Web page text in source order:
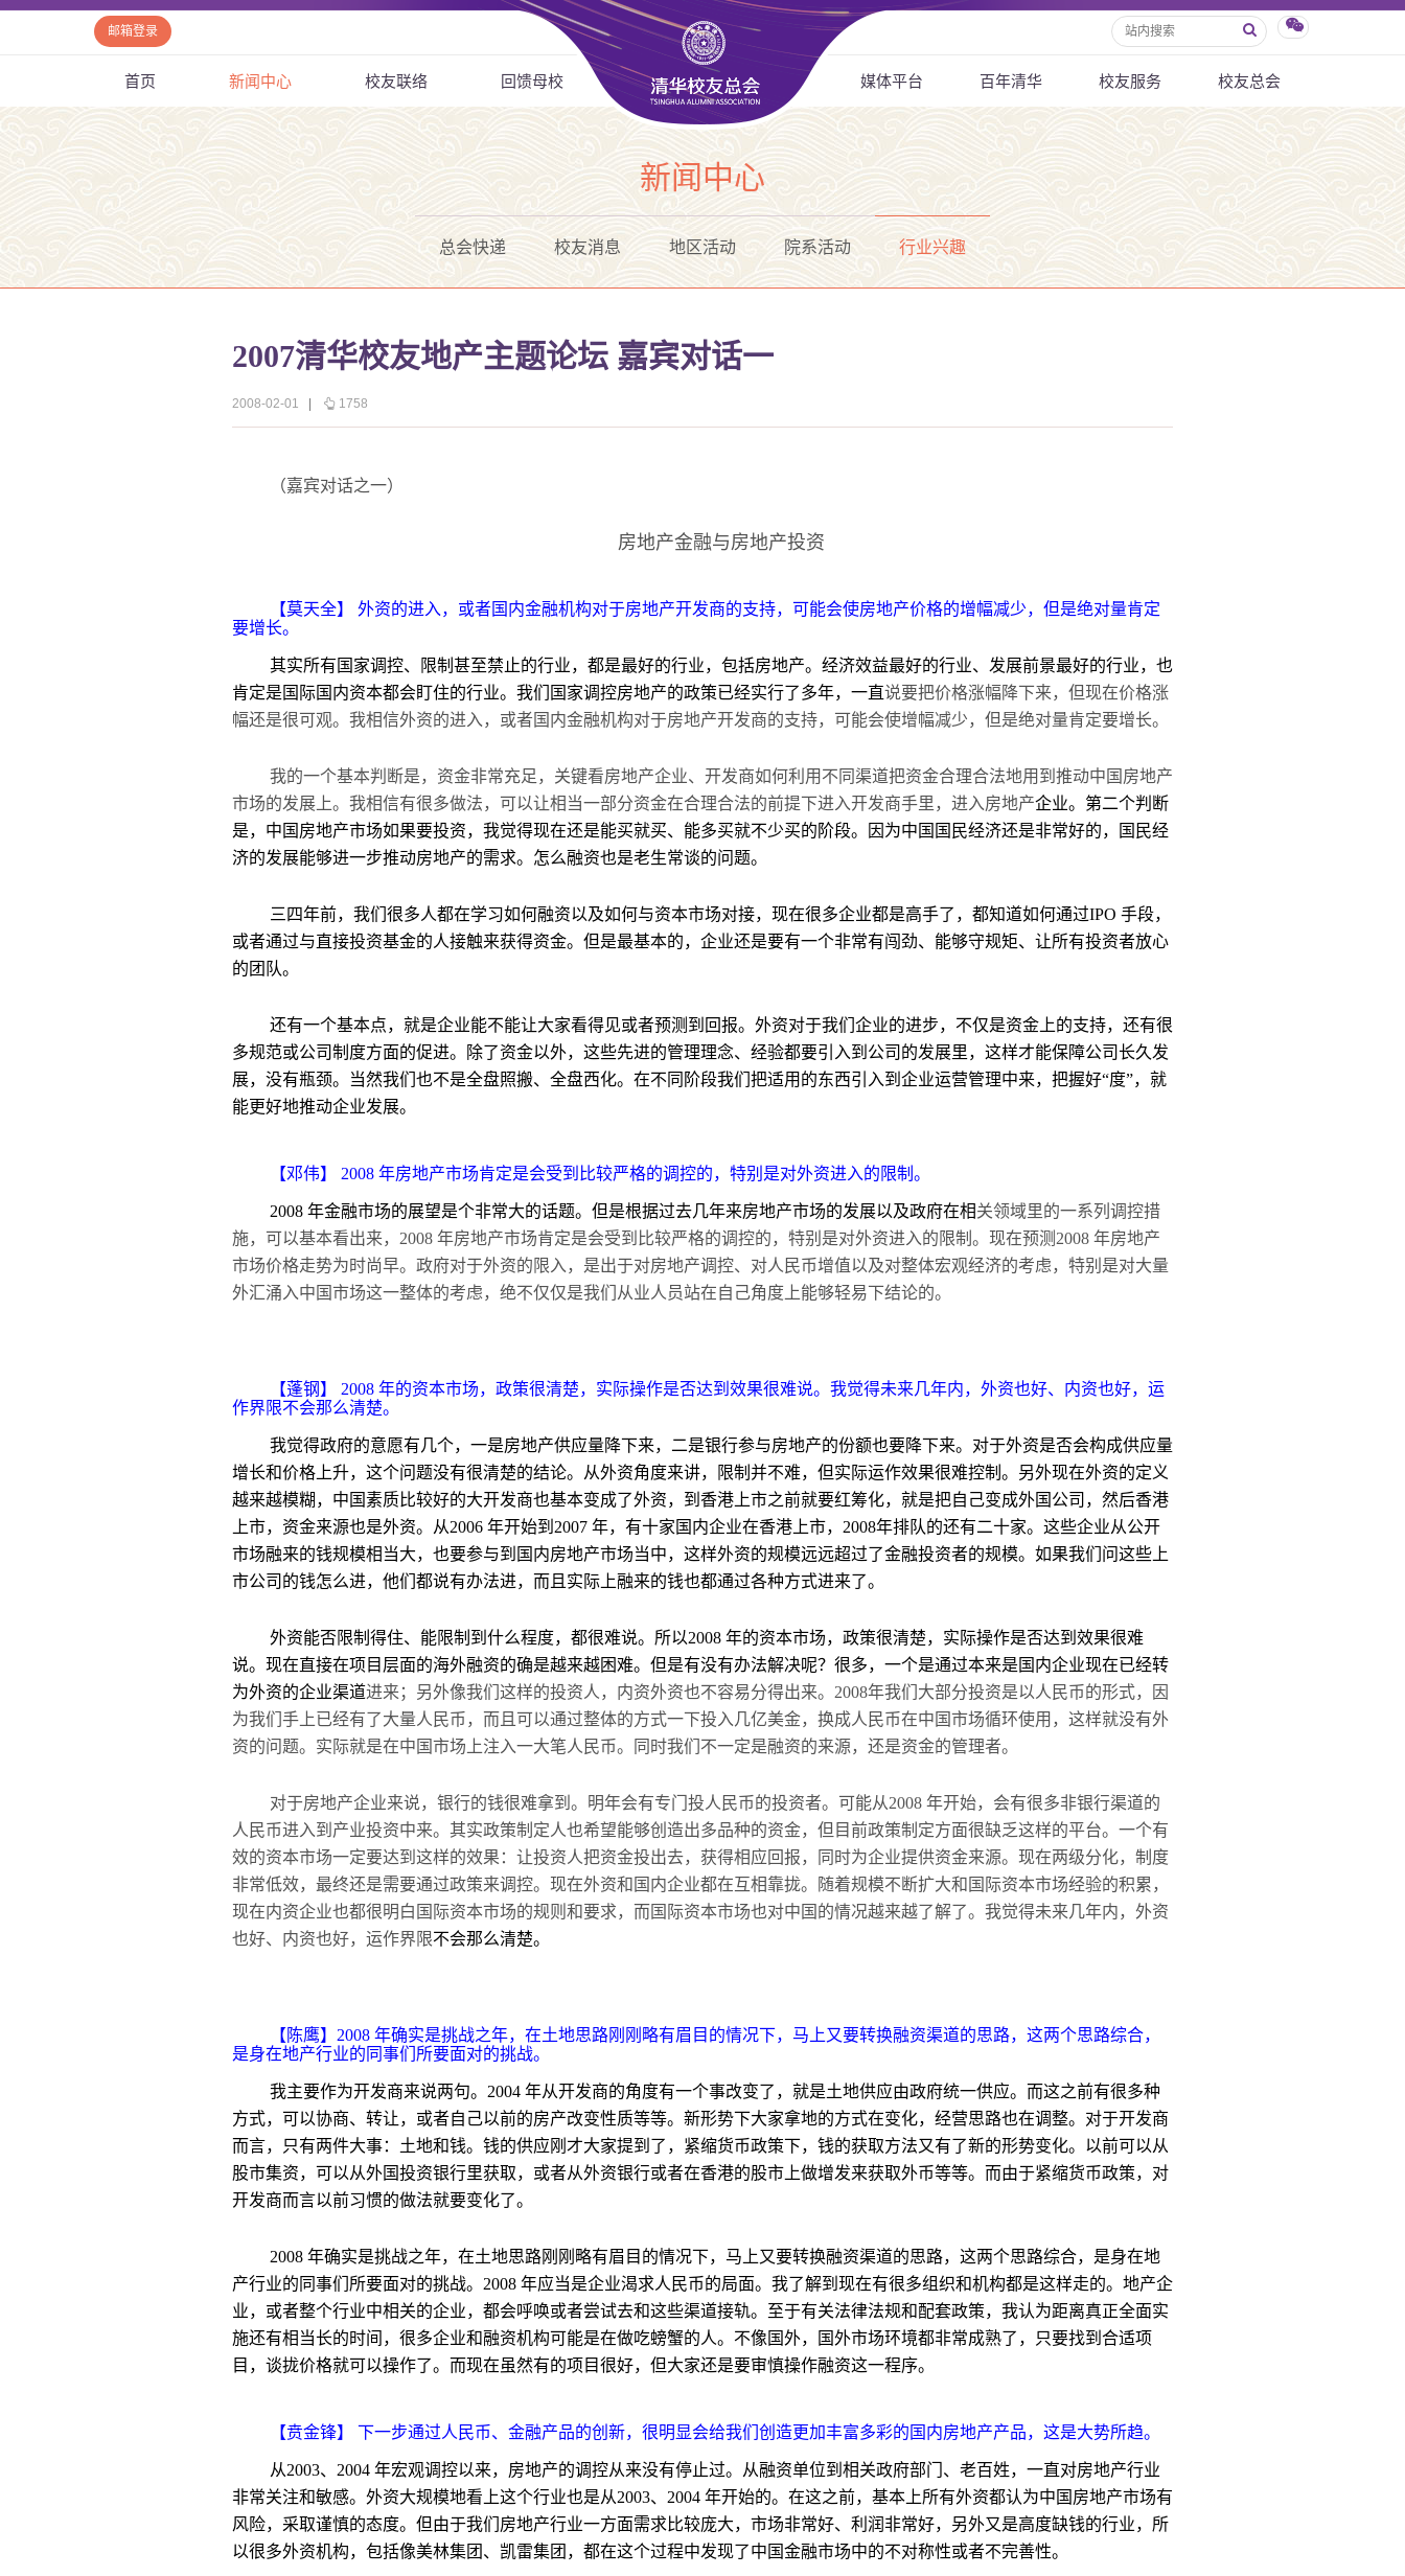
邮箱登录
首页 新闻中心 校友联络 回馈母校 媒体平台 百年清华 校友服务 校友总会
新闻中心
总会快递 校友消息 地区活动 院系活动 行业兴趣
2007清华校友地产主题论坛 嘉宾对话一
2008-02-01 1758
（嘉宾对话之一）
房地产金融与房地产投资
【莫天全】 外资的进入，或者国内金融机构对于房地产开发商的支持，可能会使房地产价格的增幅减少，但是绝对量肯定
要增长。
其实所有国家调控、限制甚至禁止的行业，都是最好的行业，包括房地产。经济效益最好的行业、发展前景最好的行业，也
肯定是国际国内资本都会盯住的行业。我们国家调控房地产的政策已经实行了多年，一直说要把价格涨幅降下来，但现在价格涨
幅还是很可观。我相信外资的进入，或者国内金融机构对于房地产开发商的支持，可能会使增幅减少，但是绝对量肯定要增长。
我的一个基本判断是，资金非常充足，关键看房地产企业、开发商如何利用不同渠道把资金合理合法地用到推动中国房地产
市场的发展上。我相信有很多做法，可以让相当一部分资金在合理合法的前提下进入开发商手里，进入房地产企业。第二个判断
是，中国房地产市场如果要投资，我觉得现在还是能买就买、能多买就不少买的阶段。因为中国国民经济还是非常好的，国民经
济的发展能够进一步推动房地产的需求。怎么融资也是老生常谈的问题。
三四年前，我们很多人都在学习如何融资以及如何与资本市场对接，现在很多企业都是高手了，都知道如何通过IPO 手段，
或者通过与直接投资基金的人接触来获得资金。但是最基本的，企业还是要有一个非常有闯劲、能够守规矩、让所有投资者放心
的团队。
还有一个基本点，就是企业能不能让大家看得见或者预测到回报。外资对于我们企业的进步，不仅是资金上的支持，还有很
多规范或公司制度方面的促进。除了资金以外，这些先进的管理理念、经验都要引入到公司的发展里，这样才能保障公司长久发
展，没有瓶颈。当然我们也不是全盘照搬、全盘西化。在不同阶段我们把适用的东西引入到企业运营管理中来，把握好“度”，就
能更好地推动企业发展。
【邓伟】 2008 年房地产市场肯定是会受到比较严格的调控的，特别是对外资进入的限制。
2008 年金融市场的展望是个非常大的话题。但是根据过去几年来房地产市场的发展以及政府在相关领域里的一系列调控措
施，可以基本看出来， 2008 年房地产市场肯定是会受到比较严格的调控的，特别是对外资进入的限制。现在预测2008 年房地产
市场价格走势为时尚早。政府对于外资的限入，是出于对房地产调控、对人民币增值以及对整体宏观经济的考虑，特别是对大量
外汇涌入中国市场这一整体的考虑，绝不仅仅是我们从业人员站在自己角度上能够轻易下结论的。
【蓬钢】 2008 年的资本市场，政策很清楚，实际操作是否达到效果很难说。我觉得未来几年内，外资也好、内资也好，运
作界限不会那么清楚。
我觉得政府的意愿有几个，一是房地产供应量降下来，二是银行参与房地产的份额也要降下来。对于外资是否会构成供应量
增长和价格上升，这个问题没有很清楚的结论。从外资角度来讲，限制并不难，但实际运作效果很难控制。另外现在外资的定义
越来越模糊，中国素质比较好的大开发商也基本变成了外资，到香港上市之前就要红筹化，就是把自己变成外国公司，然后香港
上市，资金来源也是外资。从2006 年开始到2007 年，有十家国内企业在香港上市，2008年排队的还有二十家。这些企业从公开
市场融来的钱规模相当大，也要参与到国内房地产市场当中，这样外资的规模远远超过了金融投资者的规模。如果我们问这些上
市公司的钱怎么进，他们都说有办法进，而且实际上融来的钱也都通过各种方式进来了。
外资能否限制得住、能限制到什么程度，都很难说。所以2008 年的资本市场，政策很清楚，实际操作是否达到效果很难
说。现在直接在项目层面的海外融资的确是越来越困难。但是有没有办法解决呢？很多，一个是通过本来是国内企业现在已经转
为外资的企业渠道进来；另外像我们这样的投资人，内资外资也不容易分得出来。 2008年我们大部分投资是以人民币的形式，因
为我们手上已经有了大量人民币，而且可以通过整体的方式一下投入几亿美金，换成人民币在中国市场循环使用，这样就没有外
资的问题。实际就是在中国市场上注入一大笔人民币。同时我们不一定是融资的来源，还是资金的管理者。
对于房地产企业来说，银行的钱很难拿到。明年会有专门投人民币的投资者。可能从2008 年开始，会有很多非银行渠道的
人民币进入到产业投资中来。其实政策制定人也希望能够创造出多品种的资金，但目前政策制定方面很缺乏这样的平台。一个有
效的资本市场一定要达到这样的效果：让投资人把资金投出去，获得相应回报，同时为企业提供资金来源。现在两级分化，制度
非常低效，最终还是需要通过政策来调控。现在外资和国内企业都在互相靠拢。随着规模不断扩大和国际资本市场经验的积累，
现在内资企业也都很明白国际资本市场的规则和要求，而国际资本市场也对中国的情况越来越了解了。我觉得未来几年内，外资
也好、内资也好，运作界限不会那么清楚。
【陈鹰】2008 年确实是挑战之年，在土地思路刚刚略有眉目的情况下，马上又要转换融资渠道的思路，这两个思路综合，
是身在地产行业的同事们所要面对的挑战。
我主要作为开发商来说两句。2004 年从开发商的角度有一个事改变了，就是土地供应由政府统一供应。而这之前有很多种
方式，可以协商、转让，或者自己以前的房产改变性质等等。新形势下大家拿地的方式在变化，经营思路也在调整。对于开发商
而言，只有两件大事：土地和钱。钱的供应刚才大家提到了，紧缩货币政策下，钱的获取方法又有了新的形势变化。以前可以从
股市集资，可以从外国投资银行里获取，或者从外资银行或者在香港的股市上做增发来获取外币等等。 而由于紧缩货币政策，对
开发商而言以前习惯的做法就要变化了。
2008 年确实是挑战之年，在土地思路刚刚略有眉目的情况下，马上又要转换融资渠道的思路，这两个思路综合，是身在地
产行业的同事们所要面对的挑战。2008 年应当是企业渴求人民币的局面。我了解到现在有很多组织和机构都是这样走的。地产企
业，或者整个行业中相关的企业，都会呼唤或者尝试去和这些渠道接轨。至于有关法律法规和配套政策，我认为距离真正全面实
施还有相当长的时间，很多企业和融资机构可能是在做吃螃蟹的人。不像国外，国外市场环境都非常成熟了，只要找到合适项
目，谈拢价格就可以操作了。而现在虽然有的项目很好，但大家还是要审慎操作融资这一程序。
【贲金锋】 下一步通过人民币、金融产品的创新，很明显会给我们创造更加丰富多彩的国内房地产产品，这是大势所趋。
从2003、2004 年宏观调控以来，房地产的调控从来没有停止过。从融资单位到相关政府部门、老百姓，一直对房地产行业
非常关注和敏感。外资大规模地看上这个行业也是从2003、2004 年开始的。在这之前，基本上所有外资都认为中国房地产市场有
风险，采取谨慎的态度。但由于我们房地产行业一方面需求比较庞大，市场非常好、利润非常好，另外又是高度缺钱的行业，所
以很多外资机构，包括像美林集团、凯雷集团，都在这个过程中发现了中国金融市场中的不对称性或者不完善性。